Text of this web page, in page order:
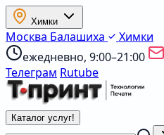
Химки
Москва Балашиха
Химки
ежедневно, 9:00–21:00
Телеграм Rutube
Каталог услуг!